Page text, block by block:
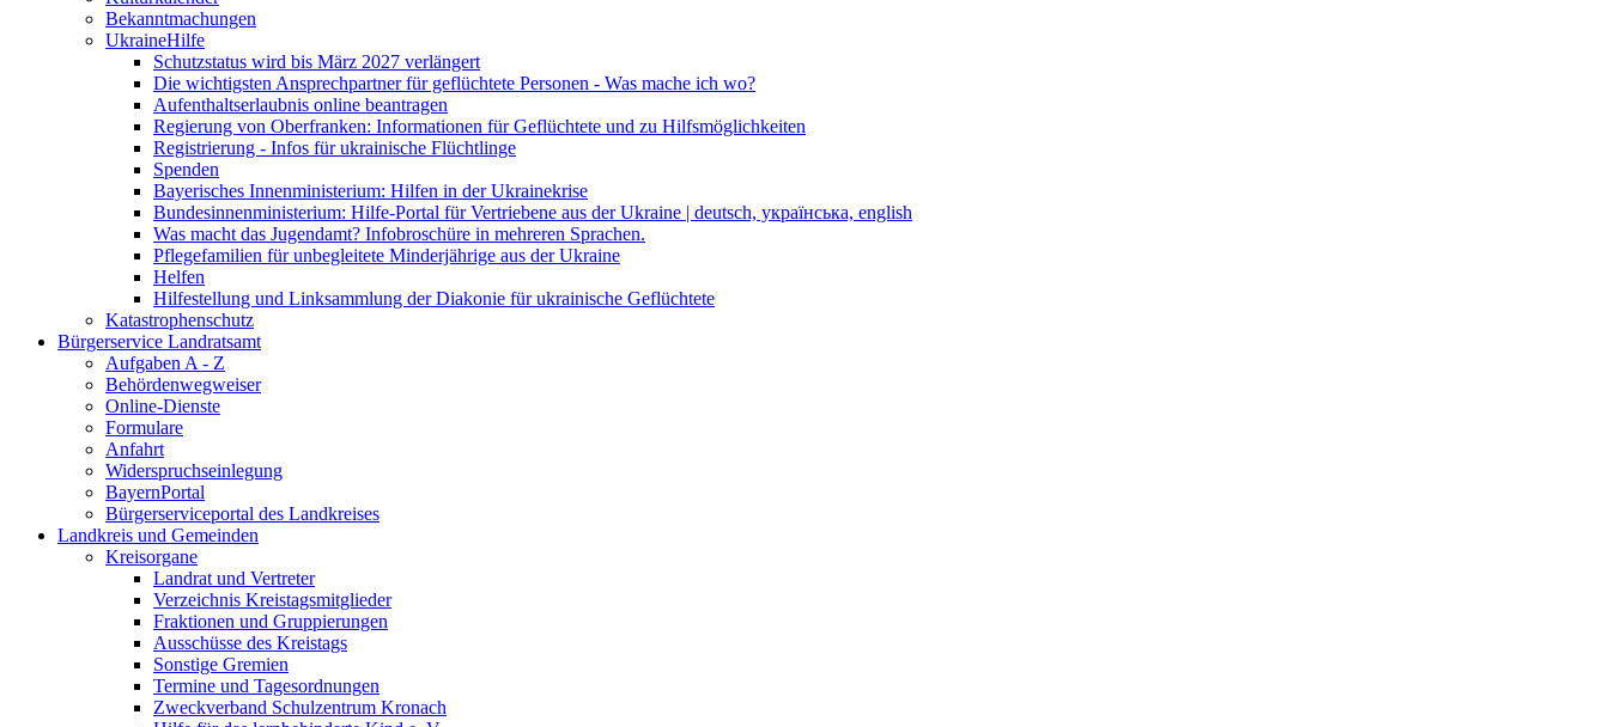
Bekanntmachungen
UkraineHilfe
Schutzstatus wird bis März 2027 verlängert
Die wichtigsten Ansprechpartner für geflüchtete Personen - Was mache ich wo?
Aufenthaltserlaubnis online beantragen
Regierung von Oberfranken: Informationen für Geflüchtete und zu Hilfsmöglichkeiten
Registrierung - Infos für ukrainische Flüchtlinge
Spenden
Bayerisches Innenministerium: Hilfen in der Ukrainekrise
Bundesinnenministerium: Hilfe-Portal für Vertriebene aus der Ukraine | deutsch, українська, english
Was macht das Jugendamt? Infobroschüre in mehreren Sprachen.
Pflegefamilien für unbegleitete Minderjährige aus der Ukraine
Helfen
Hilfestellung und Linksammlung der Diakonie für ukrainische Geflüchtete
Katastrophenschutz
Bürgerservice Landratsamt
Aufgaben A - Z
Behördenwegweiser
Online-Dienste
Formulare
Anfahrt
Widerspruchseinlegung
BayernPortal
Bürgerserviceportal des Landkreises
Landkreis und Gemeinden
Kreisorgane
Landrat und Vertreter
Verzeichnis Kreistagsmitglieder
Fraktionen und Gruppierungen
Ausschüsse des Kreistags
Sonstige Gremien
Termine und Tagesordnungen
Zweckverband Schulzentrum Kronach